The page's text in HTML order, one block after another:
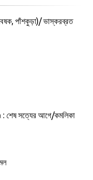
পাঁশকুড়া)/ ভাস্করব্রত
: শেষ সত্যের আগে/কমলিকা